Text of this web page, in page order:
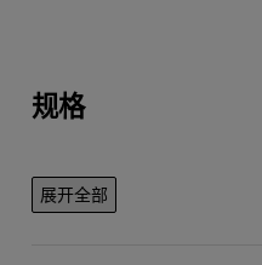
规格
展开全部